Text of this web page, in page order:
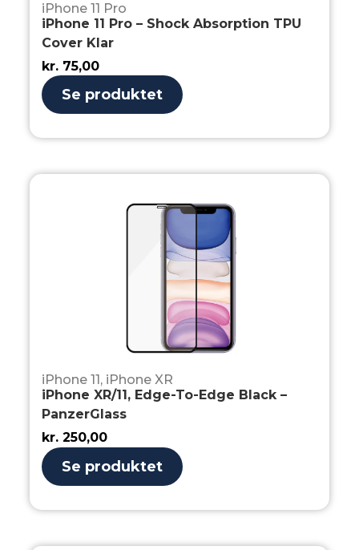
iPhone 11 Pro
iPhone 11 Pro – Shock Absorption TPU
Cover Klar
kr. 75,00
Se produktet
iPhone 11 , iPhone XR
iPhone XR/11, Edge-To-Edge Black –
PanzerGlass
kr. 250,00
Se produktet